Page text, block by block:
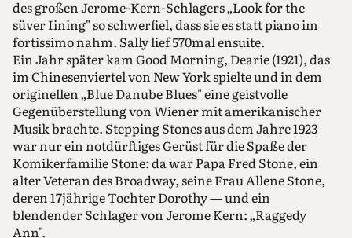
des großen Jerome-Kern-Schlagers „Look for the
süver Iining" so schwerfiel, dass sie es statt piano im
fortissimo nahm. Sally lief 570mal ensuite.
Ein Jahr später kam Good Morning, Dearie (1921), das
im Chinesenviertel von New York spielte und in dem
originellen „Blue Danube Blues" eine geistvolle
Gegenüberstellung von Wiener mit amerikanischer
Musik brachte. Stepping Stones aus dem Jahre 1923
war nur ein notdürftiges Gerüst für die Spaße der
Komikerfamilie Stone: da war Papa Fred Stone, ein
alter Veteran des Broadway, seine Frau Allene Stone,
deren 17jährige Tochter Dorothy — und ein
blendender Schlager von Jerome Kern: „Raggedy
Ann".